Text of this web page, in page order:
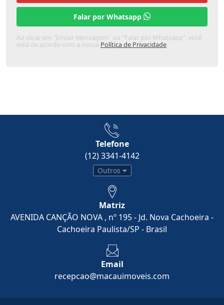
Falar por Whatsapp
Ao clicar em "Enviar Mensagem" ou "Falar por Whatsapp", você
está de acordo com a nossa Política de Privacidade.
Telefone
(12) 3341-4142
Outros
Matriz
AVENIDA CANÇÃO NOVA , nº 195 - Jd. Nova Cachoeira -
Cachoeira Paulista/SP - Brasil
Email
recepcao@macauimoveis.com